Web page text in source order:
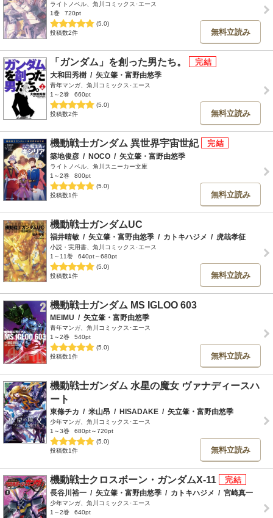
ライトノベル、角川コミックス･エース
1巻
720pt
(5.0)
投稿数2件
無料立読み
「ガンダム」を創った男たち。
大和田秀樹 / 矢立肇・富野由悠季
青年マンガ、角川コミックス･エース
1～2巻
660pt
(5.0)
投稿数2件
無料立読み
機動戦士ガンダム 異世界宇宙世紀
築地俊彦 / NOCO / 矢立肇・富野由悠季
ライトノベル、角川スニーカー文庫
1～2巻
800pt
(5.0)
投稿数1件
無料立読み
機動戦士ガンダムUC
福井晴敏 / 矢立肇・富野由悠季 / カトキハジメ / 虎哉孝征
小説・実用書、角川コミックス･エース
1～11巻
640pt～680pt
(5.0)
投稿数1件
無料立読み
機動戦士ガンダム MS IGLOO 603
MEIMU / 矢立肇・富野由悠季
青年マンガ、角川コミックス･エース
1～2巻
540pt
(5.0)
投稿数1件
無料立読み
機動戦士ガンダム 水星の魔女 ヴァナディースハ
ート
東條チカ / 米山昂 / HISADAKE / 矢立肇・富野由悠季
少年マンガ、角川コミックス･エース
1～3巻
680pt～720pt
(5.0)
投稿数1件
無料立読み
機動戦士クロスボーン・ガンダムX-11
長谷川裕一 / 矢立肇・富野由悠季 / カトキハジメ / 宮崎真一
少年マンガ、角川コミックス･エース
1～2巻
640pt